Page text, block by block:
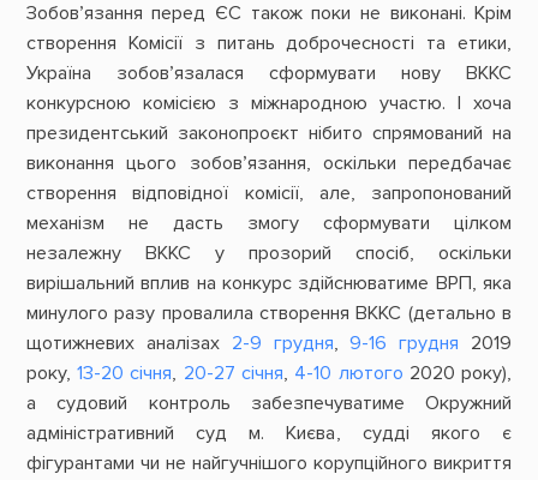
Зобов’язання перед ЄС також поки не виконані. Крім
створення Комісії з питань доброчесності та етики,
Україна зобов’язалася сформувати нову ВККС
конкурсною комісією з міжнародною участю. І хоча
президентський законопроєкт нібито спрямований на
виконання цього зобов’язання, оскільки передбачає
створення відповідної комісії, але, запропонований
механізм не дасть змогу сформувати цілком
незалежну ВККС у прозорий спосіб, оскільки
вирішальний вплив на конкурс здійснюватиме ВРП, яка
минулого разу провалила створення ВККС (детально в
щотижневих аналізах 2-9 грудня,9-16 грудня 2019
року, 13-20 січня, 20-27 січня, 4-10 лютого 2020 року),
а судовий контроль забезпечуватиме Окружний
адміністративний суд м. Києва, судді якого є
фігурантами чи не найгучнішого корупційного викриття